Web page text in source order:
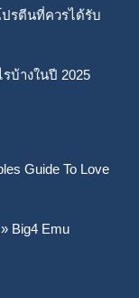
รตีนที่ควรได้รับ
บ้างในปี 2025
Guide To Love
Big4 Emu